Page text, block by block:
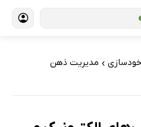
› مدیریت ذهن